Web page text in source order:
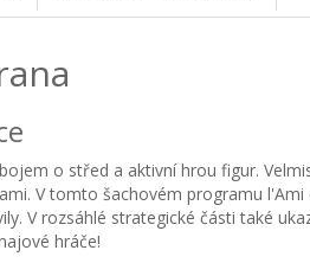
o střed a aktivní hrou figur.
V tomto šachovém programu
V rozsáhlé strategické části také
hráče!